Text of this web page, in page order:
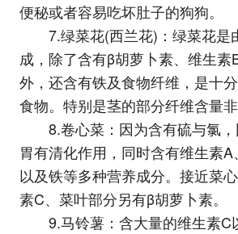
便秘或者容易吃坏肚子的狗狗。
7.绿菜花(西兰花)：绿菜花是
成，除了含有β胡萝卜素、维生素
外，还含有铁及食物纤维，是十
食物。特别是茎的部分纤维含量非
8.卷心菜：因为含有硫与氯
胃有清化作用，同时含有维生素
以及铁等多种营养成分。接近菜
素C、菜叶部分另有β胡萝卜素。
9.马铃薯：含大量的维生素C